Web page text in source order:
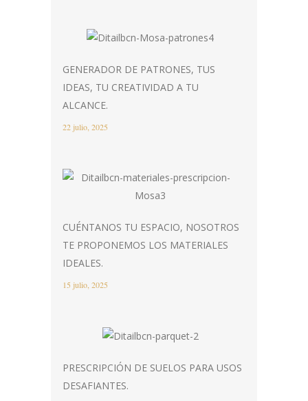
GENERADOR DE PATRONES, TUS
IDEAS, TU CREATIVIDAD A TU
ALCANCE.
22 julio, 2025
CUÉNTANOS TU ESPACIO, NOSOTROS
TE PROPONEMOS LOS MATERIALES
IDEALES.
15 julio, 2025
PRESCRIPCIÓN DE SUELOS PARA USOS
DESAFIANTES.